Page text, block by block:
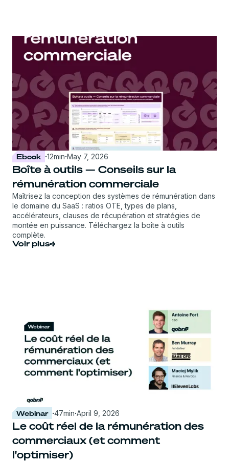
Ebook ·12min·May 7, 2026
Boîte à outils — Conseils sur la
rémunération commerciale
Maîtrisez la conception des systèmes de rémunération dans
le domaine du SaaS : ratios OTE, types de plans,
accélérateurs, clauses de récupération et stratégies de
montée en puissance. Téléchargez la boîte à outils
complète.
Voir plus
Webinar ·47min·April 9, 2026
Le coût réel de la rémunération des
commerciaux (et comment
l'optimiser)